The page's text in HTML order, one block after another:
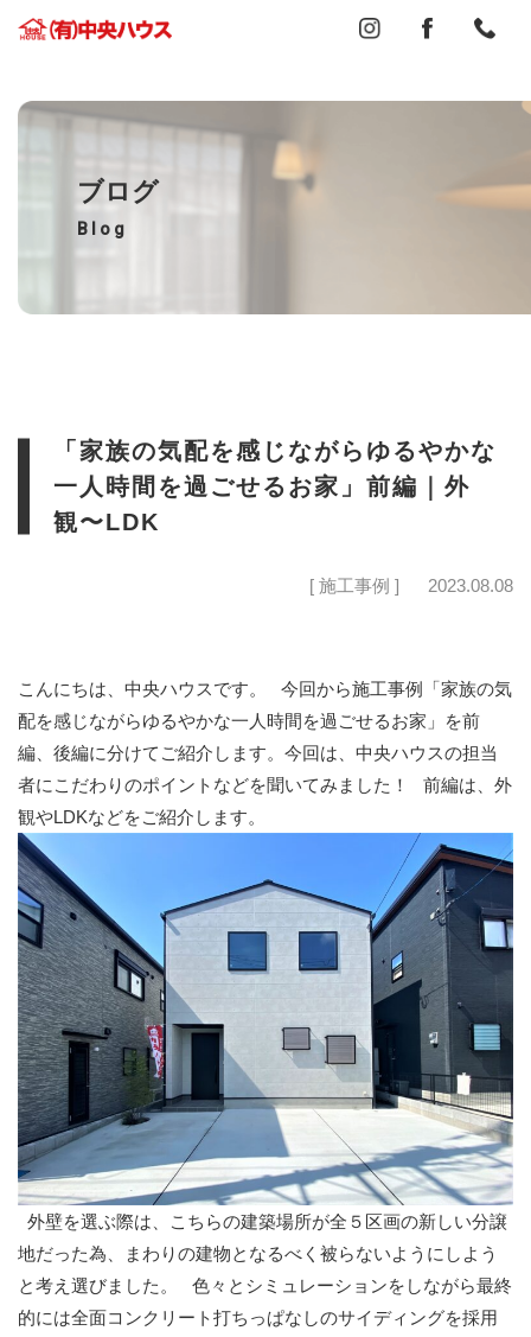
ブログ
Blog
「家族の気配を感じながらゆるやかな
一人時間を過ごせるお家」前編｜外
観〜LDK
[ 施工事例 ] 2023.08.08
こんにちは、中央ハウスです。 今回から施工事例「家族の気
配を感じながらゆるやかな一人時間を過ごせるお家」を前
編、後編に分けてご紹介します。今回は、中央ハウスの担当
者にこだわりのポイントなどを聞いてみました！ 前編は、外
観やLDKなどをご紹介します。
外壁を選ぶ際は、こちらの建築場所が全５区画の新しい分譲
地だった為、まわりの建物となるべく被らないようにしよう
と考え選びました。 色々とシミュレーションをしながら最終
的には全面コンクリート打ちっぱなしのサイディングを採用